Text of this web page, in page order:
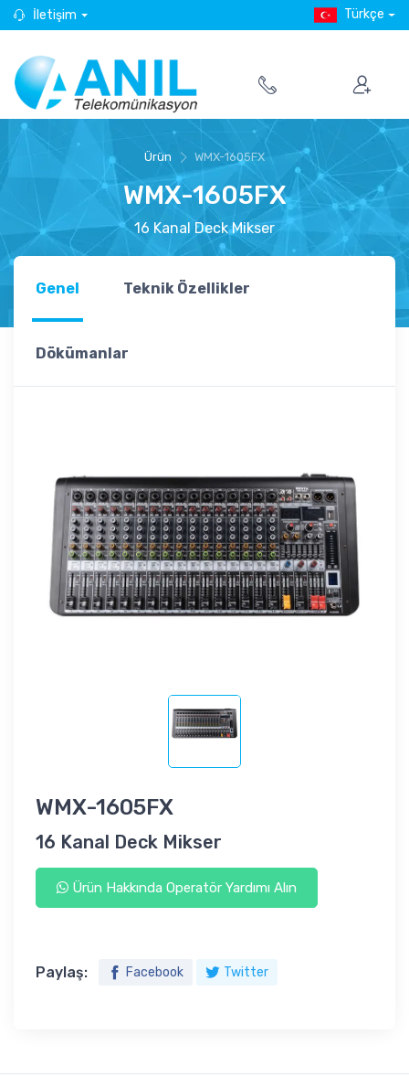
İletişim Türkçe
Ürün WMX-1605FX
WMX-1605FX
16 Kanal Deck Mikser
Genel Teknik Özellikler
Dökümanlar
WMX-1605FX
16 Kanal Deck Mikser
Ürün Hakkında Operatör Yardımı Alın
Paylaş: Facebook Twitter